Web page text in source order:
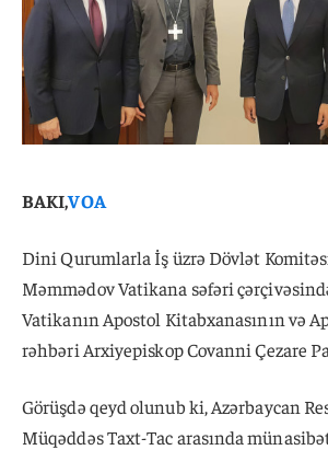
BAKI,VOA
Dini Qurumlarla İş üzrə Dövlət
Məmmədov Vatikana səfəri
Vatikanın Apostol Kitabxanasının və
rəhbəri Arxiyepiskop Covanni Çezare
Görüşdə qeyd olunub ki, Azərbaycan
Müqəddəs Taxt-Tac arasında